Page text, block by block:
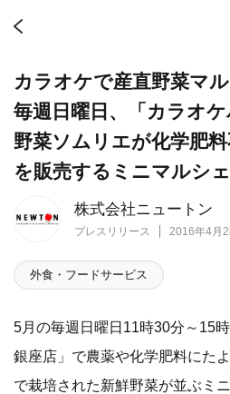
株式会社ニュートン
プレスリリース 2016年4月
カラオケで産直野菜マ
毎週日曜日、「カラオ
野菜ソムリエが化学肥
を販売するミニマルシ
外食・フードサービス
5月の毎週日曜日11時30分～15
銀座店」で農薬や化学肥料にた
で栽培された新鮮野菜が並ぶミ